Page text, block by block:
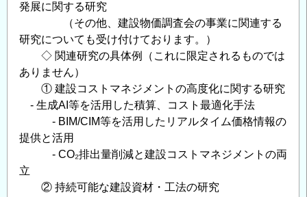
発展に関する研究
（その他、建設物価調査会の事業に関連する
研究についても受け付けております。）
◇ 関連研究の具体例（これに限定されるものでは
ありません）
① 建設コストマネジメントの高度化に関する研究
- 生成AI等を活用した積算、コスト最適化手法
- BIM/CIM等を活用したリアルタイム価格情報の
提供と活用
- CO₂排出量削減と建設コストマネジメントの両
立
② 持続可能な建設資材・工法の研究